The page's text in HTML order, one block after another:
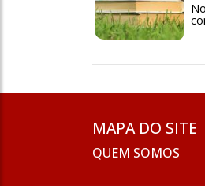
MAPA DO SITE
QUEM SOMOS